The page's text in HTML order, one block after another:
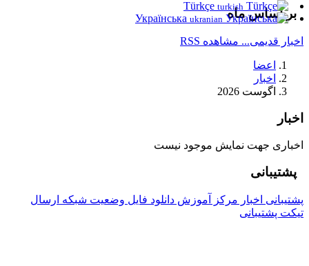
بر اساس ماه
اخبار قدیمی... مشاهده RSS
اعضا
اخبار
اگوست 2026
اخبار
اخباری جهت نمایش موجود نیست
پشتیبانی
پشتیبانی اخبار مرکز آموزش دانلود فایل وضعیت شبکه ارسال
تیکت پشتیبانی
turkish
ukranian